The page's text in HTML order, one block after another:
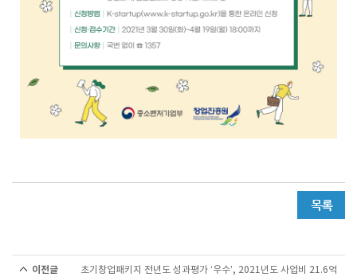
이전글 초기창업패키지 전년도 성과평가 ‘우수’, 2021년도 사업비 21.6억